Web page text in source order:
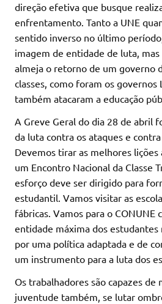
direção efetiva que busque
enfrentamento. Tanto a UNE
sentido inverso no último
imagem de entidade de luta,
almeja o retorno de um governo
classes, como foram os governos
também atacaram a educação
A Greve Geral do dia 28 de abril
da luta contra os ataques e
Devemos tirar as melhores
um Encontro Nacional da Classe
esforço deve ser dirigido para
estudantil. Vamos visitar as
fábricas. Vamos para o CONUNE
entidade máxima dos estudantes
por uma política adaptada e de
um instrumento para a luta dos
Os trabalhadores são capazes de
juventude também, se lutar